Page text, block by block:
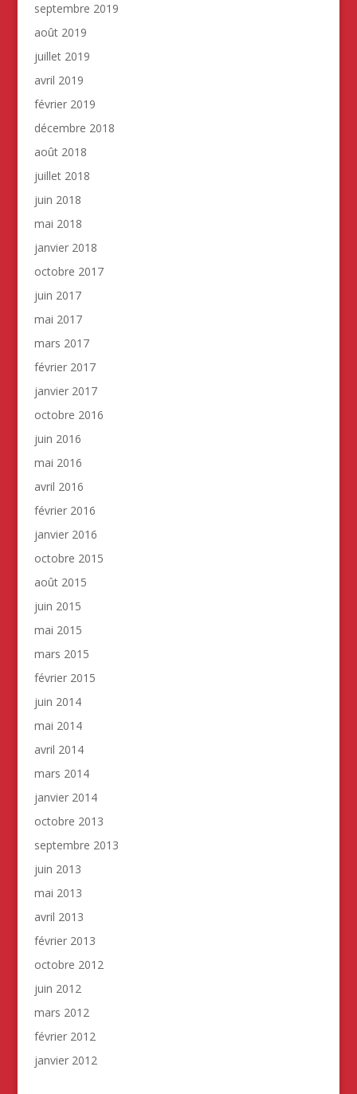
septembre 2019
août 2019
juillet 2019
avril 2019
février 2019
décembre 2018
août 2018
juillet 2018
juin 2018
mai 2018
janvier 2018
octobre 2017
juin 2017
mai 2017
mars 2017
février 2017
janvier 2017
octobre 2016
juin 2016
mai 2016
avril 2016
février 2016
janvier 2016
octobre 2015
août 2015
juin 2015
mai 2015
mars 2015
février 2015
juin 2014
mai 2014
avril 2014
mars 2014
janvier 2014
octobre 2013
septembre 2013
juin 2013
mai 2013
avril 2013
février 2013
octobre 2012
juin 2012
mars 2012
février 2012
janvier 2012